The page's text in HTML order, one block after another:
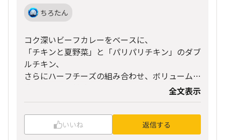
ちろたん
コク深いビーフカレーをベースに、
「チキンと夏野菜」と「パリパリチキン」のダブ
ルチキン、
さらにハーフチーズの組み合わせ、ボリューム満
夏野菜の旨味やチーズのまろやかさと合わさって
食欲がそそられますね🌶️🧀
以下の「マイベストカレー」内で投稿いただく
全文表示
いいね 返信する